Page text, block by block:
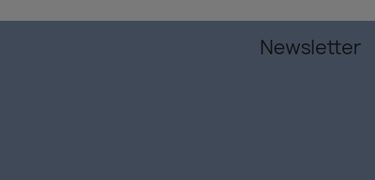
Newsletter